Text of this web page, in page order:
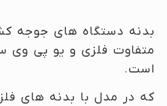
بدنه دستگاه های جوجه
متفاوت فلزی و یو پی
است.
که در مدل با بدنه های